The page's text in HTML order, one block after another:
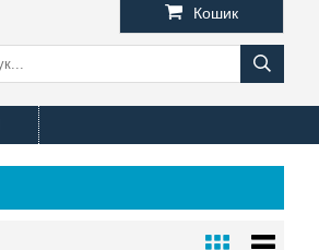
Кошик